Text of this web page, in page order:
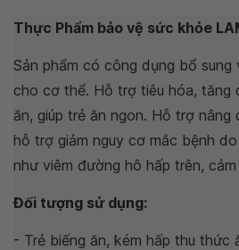
Thực Phẩm bảo vệ sức khỏe
Sản phẩm có công dụng bổ sung
cho cơ thể. Hỗ trợ tiêu hóa, tăng
ăn, giúp trẻ ăn ngon. Hỗ trợ
hỗ trợ giảm nguy cơ mắc bệnh
như viêm đường hô hấp trên, cảm
Đối tượng sử dụng:
- Trẻ biếng ăn, kém hấp thu thức